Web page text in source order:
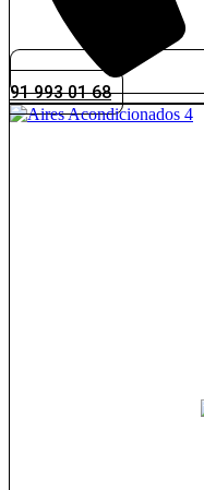
91 993 01 68